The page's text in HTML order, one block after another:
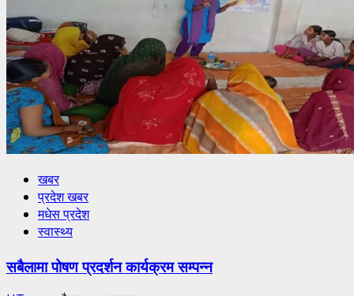
खबर
प्रदेश खबर
मधेस प्रदेश
स्वास्थ्य
सबैलामा पोषण प्रदर्शन कार्यक्रम सम्पन्न